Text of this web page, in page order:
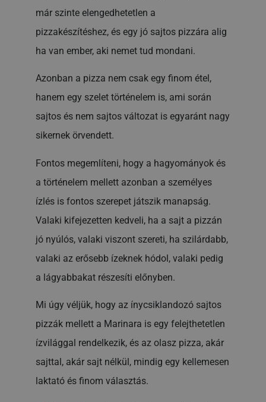
már szinte elengedhetetlen a
pizzakészítéshez, és egy jó sajtos pizzára alig
ha van ember, aki nemet tud mondani.
Azonban a pizza nem csak egy finom étel,
hanem egy szelet történelem is, ami során
sajtos és nem sajtos változat is egyaránt nagy
sikernek örvendett.
Fontos megemlíteni, hogy a hagyományok és
a történelem mellett azonban a személyes
ízlés is fontos szerepet játszik manapság.
Valaki kifejezetten kedveli, ha a sajt a pizzán
jó nyúlós, valaki viszont szereti, ha szilárdabb,
valaki az erősebb ízeknek hódol, valaki pedig
a lágyabbakat részesíti előnyben.
Mi úgy véljük, hogy az ínycsiklandozó sajtos
pizzák mellett a Marinara is egy felejthetetlen
ízvilággal rendelkezik, és az olasz pizza, akár
sajttal, akár sajt nélkül, mindig egy kellemesen
laktató és finom választás.